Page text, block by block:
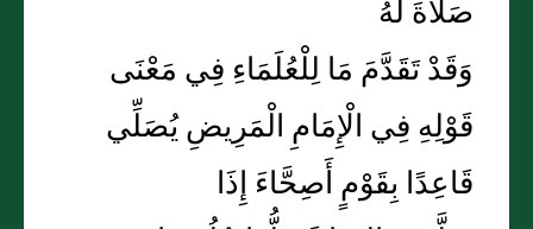
صَلَاةَ لَهُ
وَقَدْ تَقَدَّمَ مَا لِلْعُلَمَاءِ فِي مَعْنَى
قَوْلِهِ فِي الْإِمَامِ الْمَرِيضِ يُصَلِّي
قَاعِدًا بِقَوْمٍ أَصِحَّاءَ إِذَا